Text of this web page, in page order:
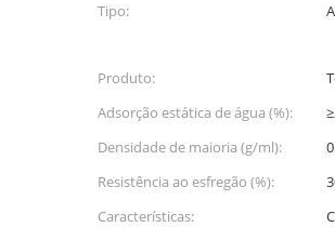
Tipo:
Produto:
Adsorção estática de água (%):
Densidade de maioria (g/ml):
Resistência ao esfregão (%):
Características: